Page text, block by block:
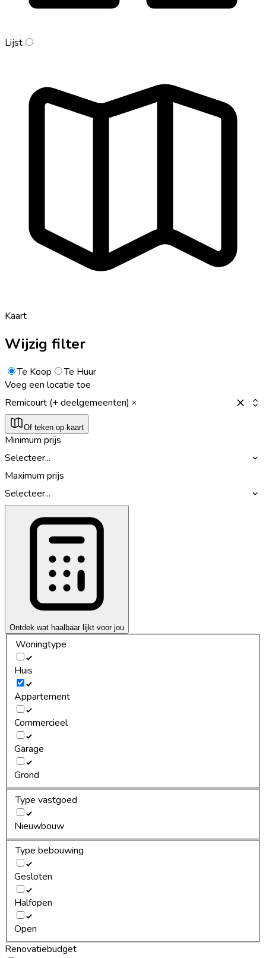
Lijst
Kaart
Wijzig filter
Te Koop
Te Huur
Voeg een locatie toe
Remicourt (+ deelgemeenten)
Of teken op kaart
Minimum prijs
Selecteer...
Maximum prijs
Selecteer...
Ontdek wat haalbaar lijkt voor jou
Woningtype
Huis
Appartement
Commercieel
Garage
Grond
Type vastgoed
Nieuwbouw
Type bebouwing
Gesloten
Halfopen
Open
Renovatiebudget